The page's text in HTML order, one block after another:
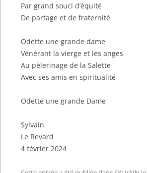
Par grand souci d’équité
De partage et de fraternité
Odette une grande dame
Vénérant la vierge et les anges
Au pèlerinage de la Salette
Avec ses amis en spiritualité
Odette une grande Dame
Sylvain
Le Revard
4 février 2024